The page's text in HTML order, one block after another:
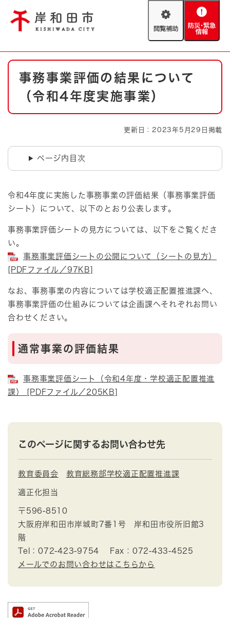
閲
助
防
緊
情
やさしい日本語
防災・緊急情報 救急・消防
ハザードマップ AED設置箇所
本
事務事業評価の結果について
（令和4年度実施事業）
更新日：2023年5月29日掲載
ページ内目次
令和4年度に実施した事務事業の評価結果（事務事業評価
シート）について、以下のとおり公表します。
事務事業評価シートの見方については、以下をご覧くださ
い。
事務事業評価シートの公開について（シートの見方）
[PDFファイル／97KB]
なお、事務事業の内容については学校適正配置推進課へ、
事務事業評価の仕組みについては企画課へそれぞれお問い
合わせください。
通常事業の評価結果
事務事業評価シート（令和4年度・学校適正配置推進
課） [PDFファイル／205KB]
このページに関するお問い合わせ先
教育委員会 教育総務部学校適正配置推進課
適正化担当
〒596-8510
大阪府岸和田市岸城町7番1号 岸和田市役所旧館3
階
Tel：072-423-9754
Fax：072-433-4525
メールでのお問い合わせはこちらから